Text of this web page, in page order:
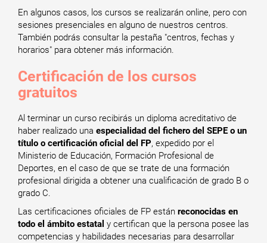
En algunos casos, los cursos se realizarán online, pero con
sesiones presenciales en alguno de nuestros centros.
También podrás consultar la pestaña "centros, fechas y
horarios" para obtener más información.
Certificación de los cursos
gratuitos
Al terminar un curso recibirás un diploma acreditativo de
haber realizado una especialidad del fichero del SEPE o un
título o certificación oficial del FP, expedido por el
Ministerio de Educación, Formación Profesional de
Deportes, en el caso de que se trate de una formación
profesional dirigida a obtener una cualificación de grado B o
grado C.
Las certificaciones oficiales de FP están reconocidas en
todo el ámbito estatal y certifican que la persona posee las
competencias y habilidades necesarias para desarrollar